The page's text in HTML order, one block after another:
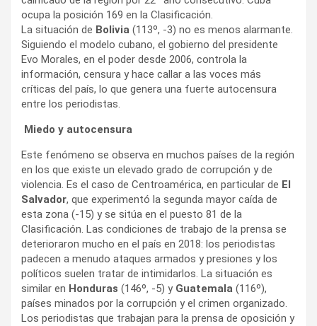
ocupa la posición 169 en la Clasificación.
La situación de Bolivia (113º, -3) no es menos alarmante.
Siguiendo el modelo cubano, el gobierno del presidente
Evo Morales, en el poder desde 2006, controla la
información, censura y hace callar a las voces más
críticas del país, lo que genera una fuerte autocensura
entre los periodistas.
Miedo y autocensura
Este fenómeno se observa en muchos países de la región
en los que existe un elevado grado de corrupción y de
violencia. Es el caso de Centroamérica, en particular de El
Salvador, que experimentó la segunda mayor caída de
esta zona (-15) y se sitúa en el puesto 81 de la
Clasificación. Las condiciones de trabajo de la prensa se
deterioraron mucho en el país en 2018: los periodistas
padecen a menudo ataques armados y presiones y los
políticos suelen tratar de intimidarlos. La situación es
similar en Honduras (146º, -5) y Guatemala (116º),
países minados por la corrupción y el crimen organizado.
Los periodistas que trabajan para la prensa de oposición y